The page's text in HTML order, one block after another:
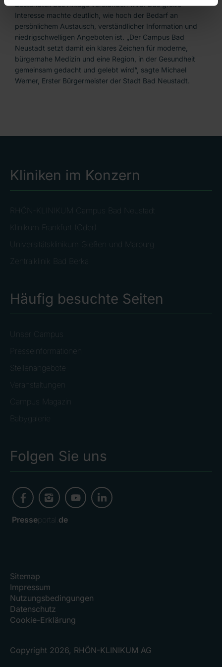
Bestandteil des Alltags verstanden wird. Das große
Interesse machte deutlich, wie hoch der Bedarf an
persönlichem Austausch, verständlicher Information und
niedrigschwelligen Angeboten ist. „Der Campus Bad
Neustadt setzt damit ein klares Zeichen für moderne,
bürgernahe Medizin und eine Region, in der Gesundheit
gemeinsam gedacht und gelebt wird“, sagte Michael
Werner, Erster Bürgermeister der Stadt Bad Neustadt.
Kliniken im Konzern
RHÖN-KLINIKUM Campus Bad Neustadt
Klinikum Frankfurt (Oder)
Universitätsklinikum Gießen und Marburg
Zentralklinik Bad Berka
Häufig besuchte Seiten
Unser Campus
Presseinformationen
Stellenangebote
Veranstaltungen
Campus Magazin
Babygalerie
Folgen Sie uns
Presseportal. de
Sitemap
Impressum
Nutzungsbedingungen
Datenschutz
Cookie-Erklärung
Copyright 2026, RHÖN-KLINIKUM AG